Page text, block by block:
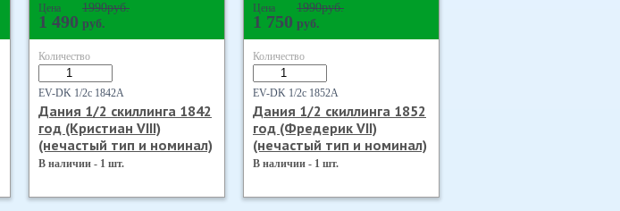
Цена 1990руб.
1 490 руб.
Количество
EV-DK 1/2с 1842А
Дания 1/2 скиллинга 1842
год (Кристиан VIII)
(нечастый тип и номинал)
В наличии - 1 шт.
Цена 1990руб.
1 750 руб.
Количество
EV-DK 1/2с 1852А
Дания 1/2 скиллинга 1852
год (Фредерик VII)
(нечастый тип и номинал)
В наличии - 1 шт.